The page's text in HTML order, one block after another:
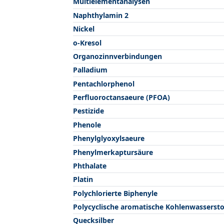
Naphthylamin 2
Nickel
o-Kresol
Organozinnverbindungen
Palladium
Pentachlorphenol
Perfluoroctansaeure (PFOA)
Pestizide
Phenole
Phenylglyoxylsaeure
Phenylmerkaptursäure
Phthalate
Platin
Polychlorierte Biphenyle
Polycyclische aromatische
Quecksilber